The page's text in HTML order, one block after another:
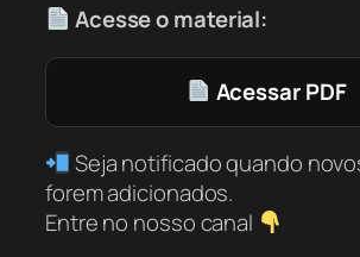
Acesse o material:
Acessar PDF
Seja notificado quando
forem adicionados.
Entre no nosso canal